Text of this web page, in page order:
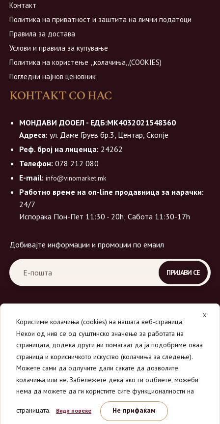
Контакт
Политика на приватност и заштита на лични податоци
Правила за достава
Услови и правила за купување
Политика на користење ,,колачиња,,(COOKIES)
Погледни најнов ценовник
КОНТАКТ СО НАС
МОНДАВИ ДООЕЛ - ЕДБ:МК4032021548360
Адреса: ул. Даме Груев бр.3, Центар, Скопје
Реф. број на лиценца: 24262
Телефон: 078 212 080
E-mail: info@vinomarket.mk
Работно време на on-line продавница за нарачки:
24/7
Испорака Пон-Пет 11:30 - 20h; Сабота 11:30-17h
Добивајте информации и промоции по емаил
© 2026Вино Маркет - МОНДАВИ ДООЕЛ.
Сите права се задржани.
X
Користиме колачиња (cookies) на нашата веб-страница.
Некои од нив се од суштинско значење за работата на
страницата, додека други ни помагаат да ја подобриме оваа
страница и корисничкото искуство (колачиња за следење).
Можете сами да одлучите дали сакате да дозволите
колачиња или не. Забележете дека ако ги одбиете, можеби
нема да можете да ги користите сите функционалности на
страницата. Види повеќе Не прифаќам